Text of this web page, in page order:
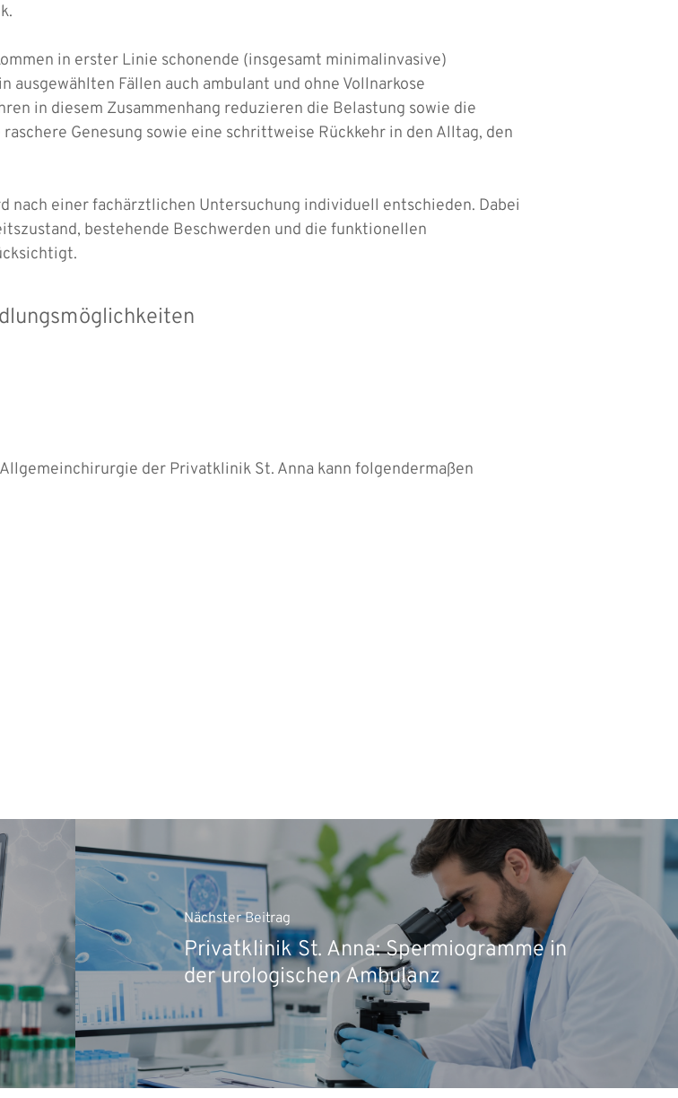
in erster Linie schonende (insgesamt minimalinvasive)
ausgewählten Fällen auch ambulant und ohne Vollnarkose
in diesem Zusammenhang reduzieren die Belastung sowie die
Genesung sowie eine schrittweise Rückkehr in den Alltag, den
nach einer fachärztlichen Untersuchung individuell entschieden. Dabei
bestehende Beschwerden und die funktionellen
der Privatklinik St. Anna kann folgendermaßen
Nächster Beitrag
Privatklinik St. Anna: Spermiogramme in
der urologischen Ambulanz